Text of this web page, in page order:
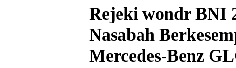
Rejeki wondr BNI
Nasabah
Mercedes-Benz